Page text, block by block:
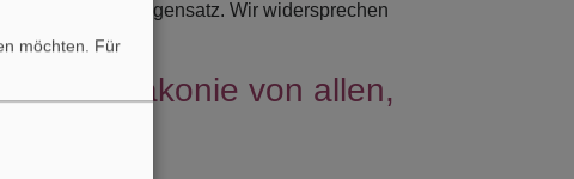
im absoluten Gegensatz. Wir widersprechen
und Diakonie von allen,
möchten. Für